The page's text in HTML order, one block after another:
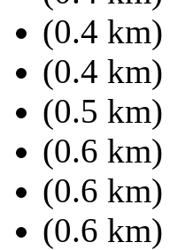
(0.4 km)
(0.4 km)
(0.5 km)
(0.6 km)
(0.6 km)
(0.6 km)